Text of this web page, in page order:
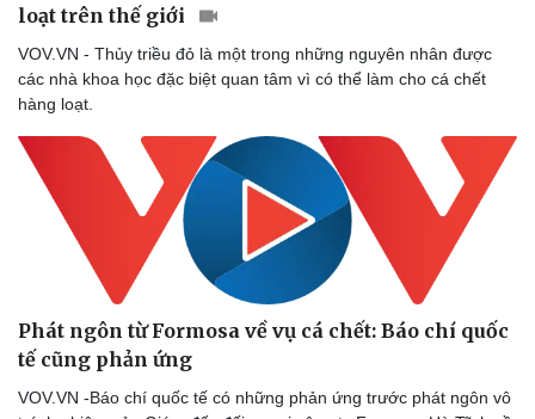
loạt trên thế giới
VOV.VN - Thủy triều đỏ là một trong những nguyên nhân được
các nhà khoa học đặc biệt quan tâm vì có thể làm cho cá chết
hàng loạt.
Phát ngôn từ Formosa về vụ cá chết: Báo chí quốc
tế cũng phản ứng
VOV.VN -Báo chí quốc tế có những phản ứng trước phát ngôn vô